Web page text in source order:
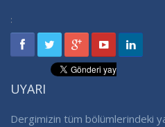
:
UYARI
Dergimizin tüm bölümlerindeki